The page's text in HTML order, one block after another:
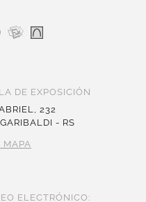
DE EXPOSICIÓN
232
- RS
MAPA
ELECTRÓNICO: